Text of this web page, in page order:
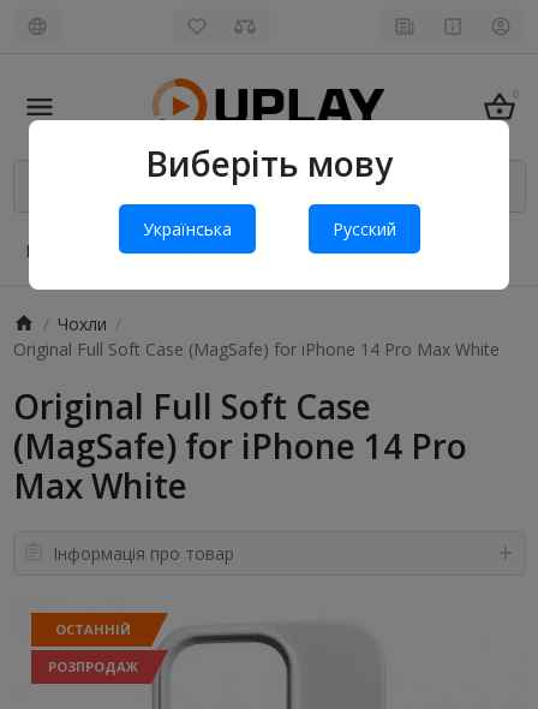
Виберіть мову
Українська Русский
0
Про нас Оплата і доставка Обмін та повернення
Чохли
Original Full Soft Case (MagSafe) for iPhone 14 Pro Max White
Original Full Soft Case
(MagSafe) for iPhone 14 Pro
Max White
Інформація про товар
ОСТАННІЙ
РОЗПРОДАЖ